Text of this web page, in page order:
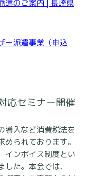
遣のご案内 | 長崎県
ー派遣事業（申込
応セミナー開催
導入など消費税法を
られております。
インボイス制度とい
た。本会では、